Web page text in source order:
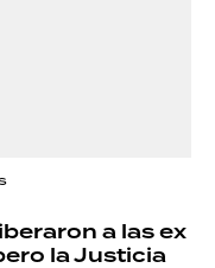
a las ex
la Justicia